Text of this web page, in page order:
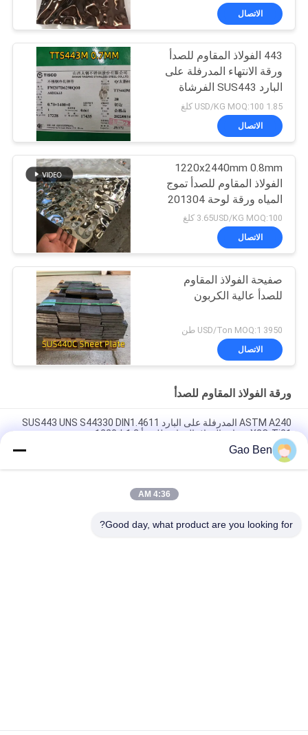
الاتصال
443 الفولاذ المقاوم للصدأ
ورقة الانتهاء المدرفلة على
البارد SUS443 الفرشاة
ورقة إينوكس
1.85 USD/KG MOQ:100 كلغ
الاتصال
1220x2440mm 0.8mm
الفولاذ المقاوم للصدأ تموج
المياه ورقة لوحة 201304
3.65USD/KG MOQ:100 كلغ
الاتصال
صفيحة الفولاذ المقاوم
للصدأ عالية الكربون
3950 USD/Ton MOQ:1 طن
الاتصال
ورقة الفولاذ المقاوم للصدأ
ASTM A240 المدرفلة على البارد SUS443 UNS S44330 DIN1.4611
X2CrTi21 صفائح الفولاذ المقاوم للصدأ 1.2 * 1220 مم
المدرفلة على البارد 1.5 * 1219 * 2438 مم سطح 2B
Gao Ben
4:36 AM
Good day, what product are you looking for?